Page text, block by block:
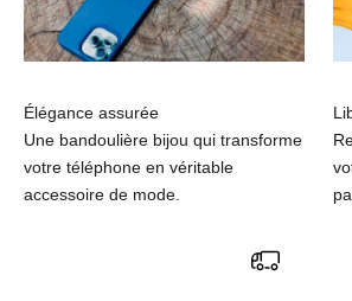
Élégance assurée
Une bandoulière bijou qui transforme
votre téléphone en véritable
accessoire de mode.